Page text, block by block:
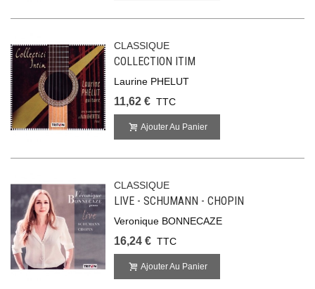
CLASSIQUE
COLLECTION ITIM
Laurine PHELUT
11,62 € TTC
Ajouter Au Panier
CLASSIQUE
LIVE - SCHUMANN - CHOPIN
Veronique BONNECAZE
16,24 € TTC
Ajouter Au Panier